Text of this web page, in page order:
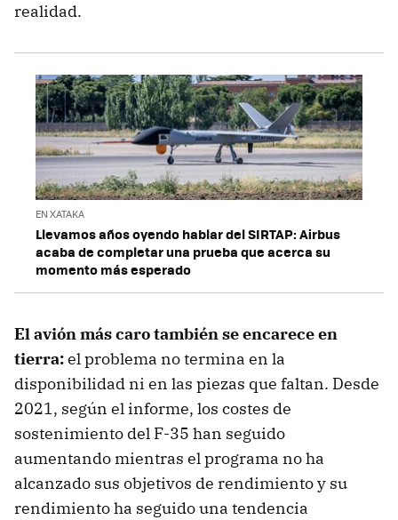
realidad.
EN XATAKA
Llevamos años oyendo hablar del SIRTAP: Airbus
acaba de completar una prueba que acerca su
momento más esperado
El avión más caro también se encarece en
tierra:el problema no termina en la
disponibilidad ni en las piezas que faltan. Desde
2021, según el informe, los costes de
sostenimiento del F-35 han seguido
aumentando mientras el programa no ha
alcanzado sus objetivos de rendimiento y su
rendimiento ha seguido una tendencia